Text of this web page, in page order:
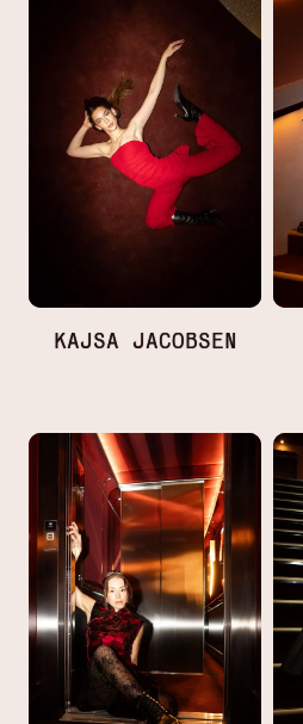
KAJSA JACOBSEN